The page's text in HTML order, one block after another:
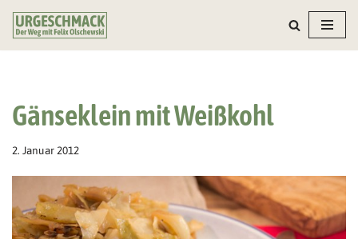
Zum
Gänseklein mit Weißkohl
2. Januar 2012